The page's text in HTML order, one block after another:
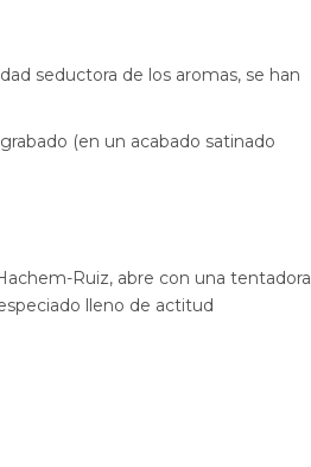
seductora de los aromas, se han
(en un acabado satinado
Ruiz, abre con una tentadora
lleno de actitud